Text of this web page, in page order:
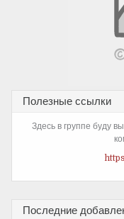
Полезные ссылки
Здесь в группе буду
Последние